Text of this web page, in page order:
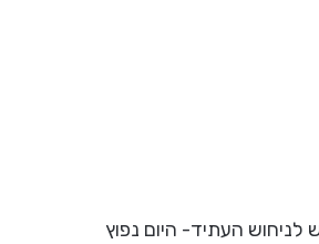
לניחוש העתיד- היום נפוץ